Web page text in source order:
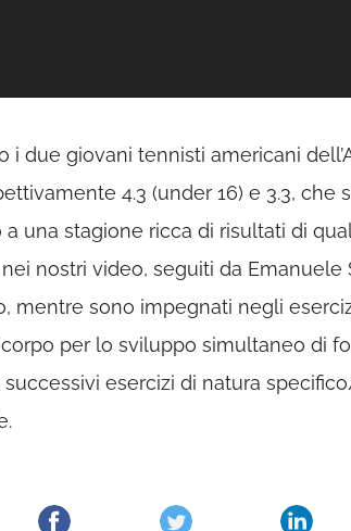
i due giovani tennisti americani
4.3 (under 16) e 3.3, che
una stagione ricca di risultati di
nostri video, seguiti da
mentre sono impegnati negli
per lo sviluppo simultaneo di
successivi esercizi di natura